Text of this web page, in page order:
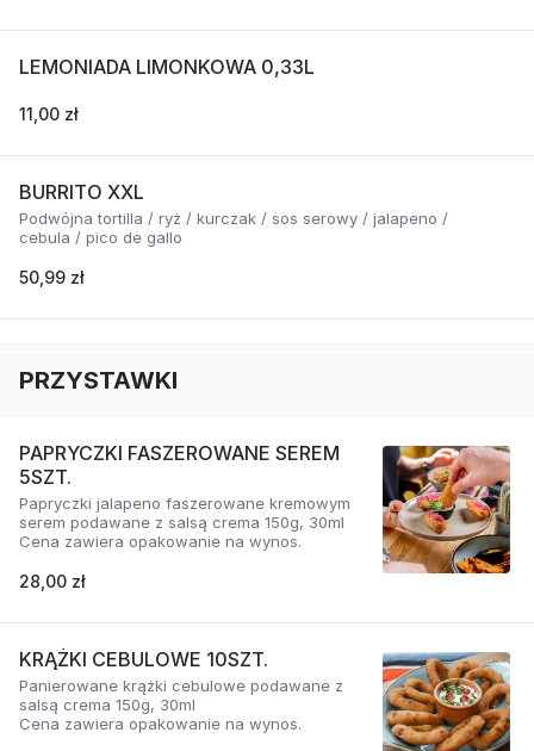
LEMONIADA LIMONKOWA 0,33L
11,00 zł
BURRITO XXL
Podwójna tortilla / ryż / kurczak / sos serowy / jalapeno /
cebula / pico de gallo
50,99 zł
PRZYSTAWKI
PAPRYCZKI FASZEROWANE SEREM
5SZT.
Papryczki jalapeno faszerowane kremowym
serem podawane z salsą crema 150g, 30ml
Cena zawiera opakowanie na wynos.
28,00 zł
KRĄŻKI CEBULOWE 10SZT.
Panierowane krążki cebulowe podawane z
salsą crema 150g, 30ml
Cena zawiera opakowanie na wynos.